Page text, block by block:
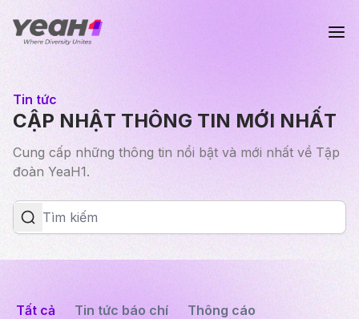
Tin tức
CẬP NHẬT THÔNG TIN MỚI NHẤT
Cung cấp những thông tin nổi bật và mới nhất về Tập
đoàn YeaH1.
Tất cả Tin tức báo chí Thông cáo